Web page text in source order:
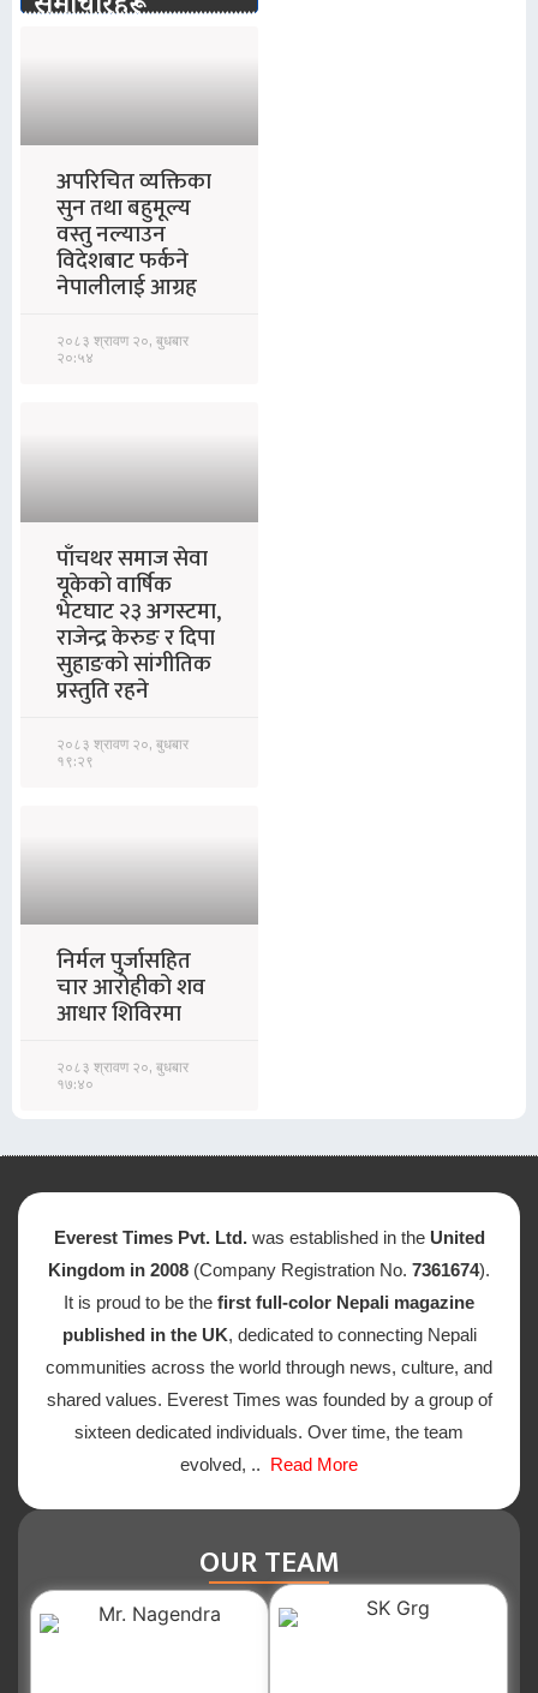
अपरिचित व्यक्तिका
सुन तथा बहुमूल्य
वस्तु नल्याउन
विदेशबाट फर्कने
नेपालीलाई आग्रह
२०८३ श्रावण २०, बुधबार
२०:५४
पाँचथर समाज सेवा
यूकेको वार्षिक
भेटघाट २३ अगस्टमा,
राजेन्द्र केरुङ र दिपा
सुहाङको सांगीतिक
प्रस्तुति रहने
२०८३ श्रावण २०, बुधबार
१९:२९
निर्मल पुर्जासहित
चार आरोहीको शव
आधार शिविरमा
२०८३ श्रावण २०, बुधबार
१७:४०
Everest Times Pvt. Ltd. was established in the United
Kingdom in 2008 (Company Registration No. 7361674).
It is proud to be the first full-color Nepali magazine
published in the UK, dedicated to connecting Nepali
communities across the world through news, culture, and
shared values. Everest Times was founded by a group of
sixteen dedicated individuals. Over time, the team
evolved, .. Read More
OUR TEAM